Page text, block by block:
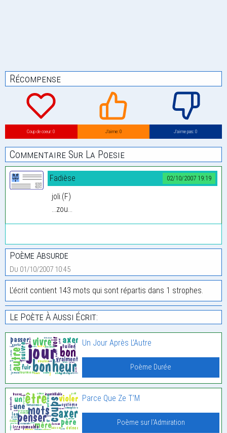
Récompense
Coup de coeur: 0 J’aime: 0 J’aime pas: 0
Commentaire Sur La Poesie
02/10/2007 19:19
Fadièse
joli.(F)
...zou...
Poème Absurde
Du 01/10/2007 10:45
L'écrit contient 143 mots qui sont répartis dans 1 strophes.
Le Poète À Aussi Écrit:
Un Jour Après L’Autre
Poème Durée
Parce Que Ze T’M
Poème sur l'Admiration